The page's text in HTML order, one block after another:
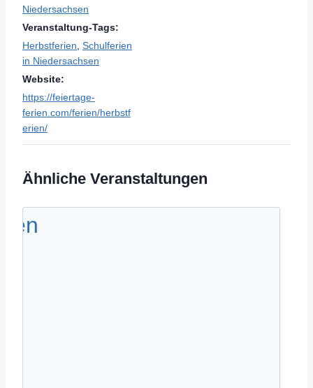
Niedersachsen
Veranstaltung-Tags:
Herbstferien Schulferien
in Niedersachsen
Website:
https://feiertage-
ferien.com/ferien/herbstf
erien/
Ähnliche Veranstaltungen